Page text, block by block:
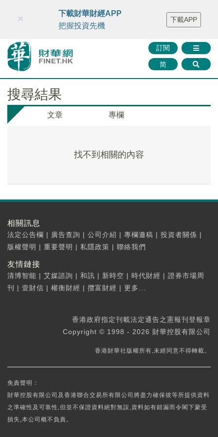
財華智庫網 FINTV FINMETA 財華證券 媒體矩陣
智庫沙龍
聯絡我們
訂閱
简
×
下載財華財經APP
把握投資先機
下載APP
搜尋結果
文章 專欄
找不到相關的內容
相關訊息
法定公告欄 | 廣告查詢 | 公司介紹 | 專欄邀稿 | 投資者關係 |
版權聲明 | 重要聲明 | 私隱政策 | 聯絡我們
友情鏈接
清博智能 | 艾媒諮詢 | 和訊 | 新時空 | 時代財經 | 證券市場周
刊
| 壹財信 | 權衡財經 | 攬富財經 | 更多...
香港政府指定刊載法定通告之憲報刊登報章
Copyright © 1998 - 2026 財華控股有限公司
香港財華社版權所有,未經同意不得轉載。
免責聲明：
財華控股有限公司及香港聯合交易所有限公司將盡力確保彼等所提供資料
之準確性及可靠性,但並不保證資料絕對無誤,資料如有錯漏而令閣下蒙受
損失,本公司概不負責。